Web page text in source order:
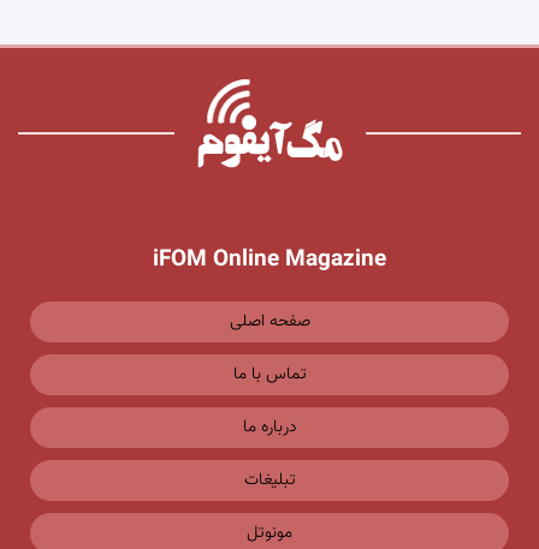
iFOM Online Magazine
صفحه اصلی
تماس با ما
درباره ما
تبلیغات
مونوتل